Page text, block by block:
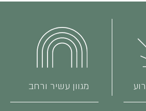
מגוון עשיר ורחב